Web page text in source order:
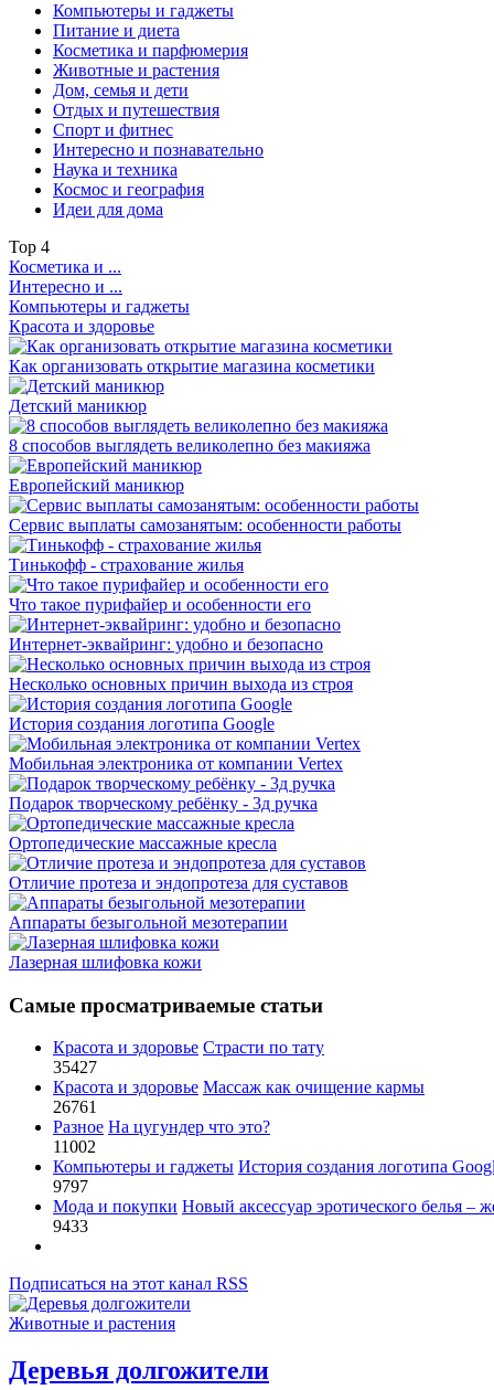
Компьютеры и гаджеты
Питание и диета
Косметика и парфюмерия
Животные и растения
Дом, семья и дети
Отдых и путешествия
Спорт и фитнес
Интересно и познавательно
Наука и техника
Космос и география
Идеи для дома
Top 4
Косметика и ...
Интересно и ...
Компьютеры и гаджеты
Красота и здоровье
Как организовать открытие магазина косметики
Детский маникюр
8 способов выглядеть великолепно без макияжа
Европейский маникюр
Сервис выплаты самозанятым: особенности работы
Тинькофф - страхование жилья
Что такое пурифайер и особенности его
Интернет-эквайринг: удобно и безопасно
Несколько основных причин выхода из строя
История создания логотипа Google
Мобильная электроника от компании Vertex
Подарок творческому ребёнку - 3д ручка
Ортопедические массажные кресла
Отличие протеза и эндопротеза для суставов
Аппараты безыгольной мезотерапии
Лазерная шлифовка кожи
Самые просматриваемые статьи
Красота и здоровье Страсти по тату
35427
Красота и здоровье Массаж как очищение кармы
26761
Разное На цугундер что это?
11002
Компьютеры и гаджеты История создания логотипа
9797
Мода и покупки Новый аксессуар эротического белья –
9433
Подписаться на этот канал RSS
Животные и растения
Деревья долгожители